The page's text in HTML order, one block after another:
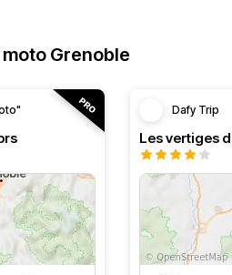
Grenoble
Dafy Trip
Les vertiges